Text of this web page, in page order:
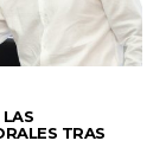
TRAS